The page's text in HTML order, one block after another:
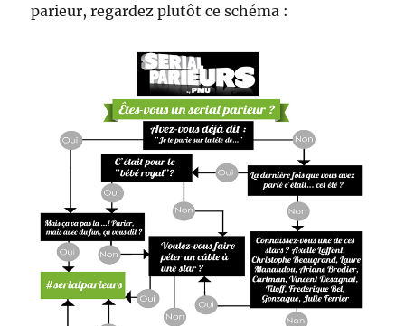
parieur, regardez plutôt ce schéma :